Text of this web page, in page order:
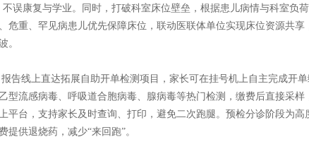
不误康复与学业。同时，打破科室床位壁垒，根据患儿病情与科室负
危重、罕见病患儿优先保障床位，联动医联体单位实现床位资源共
。
告线上直达拓展自助开单检测项目，家长可在挂号机上自主完成开
型流感病毒、呼吸道合胞病毒、腺病毒等热门检测，缴费后直接采
平台，支持家长及时查询、打印，避免二次跑腿。预检分诊阶段为
提供退烧药，减少“来回跑”。